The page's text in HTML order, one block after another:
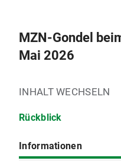
MZN-Gondel
Mai 2026
INHALT WECHSELN
Informationen
Rückblick